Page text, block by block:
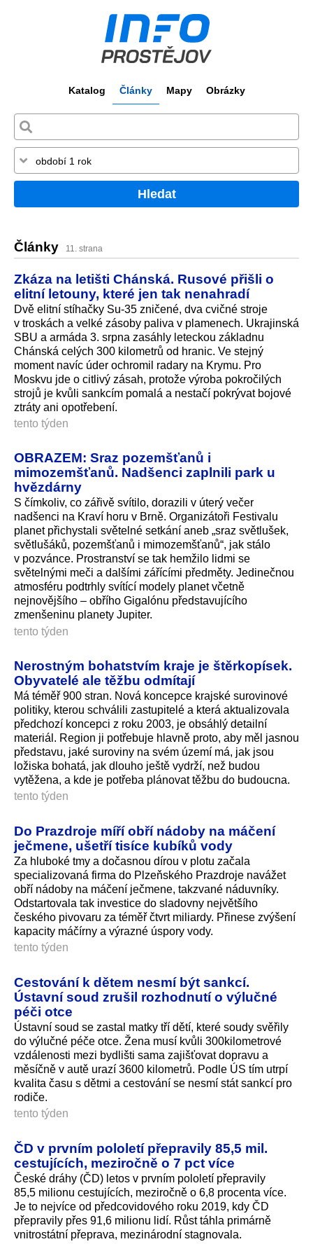
Katalog Články Mapy Obrázky
Hledat
Články 11. strana
Zkáza na letišti Chánská. Rusové přišli o
elitní letouny, které jen tak nenahradí
Dvě elitní stíhačky Su-35 zničené, dva cvičné stroje
v troskách a velké zásoby paliva v plamenech. Ukrajinská
SBU a armáda 3. srpna zasáhly leteckou základnu
Chánská celých 300 kilometrů od hranic. Ve stejný
moment navíc úder ochromil radary na Krymu. Pro
Moskvu jde o citlivý zásah, protože výroba pokročilých
strojů je kvůli sankcím pomalá a nestačí pokrývat bojové
ztráty ani opotřebení.
tento týden
OBRAZEM: Sraz pozemšťanů i
mimozemšťanů. Nadšenci zaplnili park u
hvězdárny
S čímkoliv, co zářivě svítilo, dorazili v úterý večer
nadšenci na Kraví horu v Brně. Organizátoři Festivalu
planet přichystali světelné setkání aneb „sraz světlušek,
světlušáků, pozemšťanů i mimozemšťanů“, jak stálo
v pozvánce. Prostranství se tak hemžilo lidmi se
světelnými meči a dalšími zářícími předměty. Jedinečnou
atmosféru podtrhly svítící modely planet včetně
nejnovějšího – obřího Gigalónu představujícího
zmenšeninu planety Jupiter.
tento týden
Nerostným bohatstvím kraje je štěrkopísek.
Obyvatelé ale těžbu odmítají
Má téměř 900 stran. Nová koncepce krajské surovinové
politiky, kterou schválili zastupitelé a která aktualizovala
předchozí koncepci z roku 2003, je obsáhlý detailní
materiál. Region ji potřebuje hlavně proto, aby měl jasnou
představu, jaké suroviny na svém území má, jak jsou
ložiska bohatá, jak dlouho ještě vydrží, než budou
vytěžena, a kde je potřeba plánovat těžbu do budoucna.
tento týden
Do Prazdroje míří obří nádoby na máčení
ječmene, ušetří tisíce kubíků vody
Za hluboké tmy a dočasnou dírou v plotu začala
specializovaná firma do Plzeňského Prazdroje navážet
obří nádoby na máčení ječmene, takzvané náduvníky.
Odstartovala tak investice do sladovny největšího
českého pivovaru za téměř čtvrt miliardy. Přinese zvýšení
kapacity máčírny a výrazné úspory vody.
tento týden
Cestování k dětem nesmí být sankcí.
Ústavní soud zrušil rozhodnutí o výlučné
péči otce
Ústavní soud se zastal matky tří dětí, které soudy svěřily
do výlučné péče otce. Žena musí kvůli 300kilometrové
vzdálenosti mezi bydlišti sama zajišťovat dopravu a
měsíčně v autě urazí 3600 kilometrů. Podle ÚS tím utrpí
kvalita času s dětmi a cestování se nesmí stát sankcí pro
rodiče.
tento týden
ČD v prvním pololetí přepravily 85,5 mil.
cestujících, meziročně o 7 pct více
České dráhy (ČD) letos v prvním pololetí přepravily
85,5 milionu cestujících, meziročně o 6,8 procenta více.
Je to nejvíce od předcovidového roku 2019, kdy ČD
přepravily přes 91,6 milionu lidí. Růst táhla primárně
vnitrostátní přeprava, mezinárodní stagnovala.